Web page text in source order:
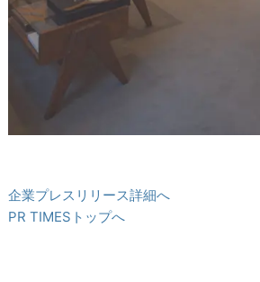
企業プレスリリース詳細へ
PR TIMESトップへ